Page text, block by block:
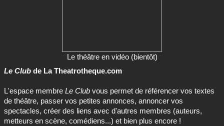
Le théâtre en vidéo (bientôt)
Le Club de La Theatrotheque.com
L'espace membre Le Club vous permet de référencer vos textes
de théâtre, passer vos petites annonces, annoncer vos
spectacles, créer des liens avec d'autres membres (auteurs,
metteurs en scène, comédiens...) et bien plus encore !